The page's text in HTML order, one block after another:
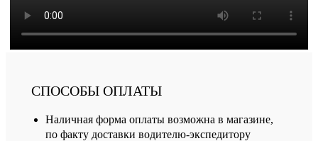
СПОСОБЫ ОПЛАТЫ
Наличная форма оплаты возможна в магазине,
по факту доставки водителю-экспедитору